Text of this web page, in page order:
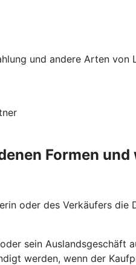
und andere Arten
Formen
oder des Verkäufers
sein Auslandsgeschäft
werden, wenn der